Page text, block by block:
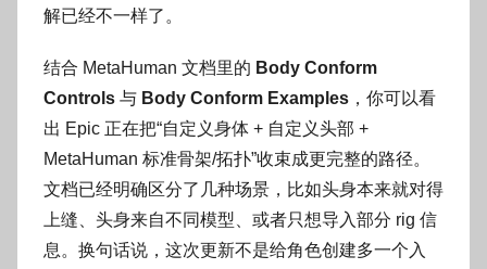
解已经不一样了。
结合 MetaHuman 文档里的 Body Conform
Controls 与 Body Conform Examples ，你可以看
出 Epic 正在把“自定义身体 + 自定义头部 +
MetaHuman 标准骨架/拓扑”收束成更完整的路径。
文档已经明确区分了几种场景，比如头身本来就对得
上缝、头身来自不同模型、或者只想导入部分 rig 信
息。换句话说，这次更新不是给角色创建多一个入